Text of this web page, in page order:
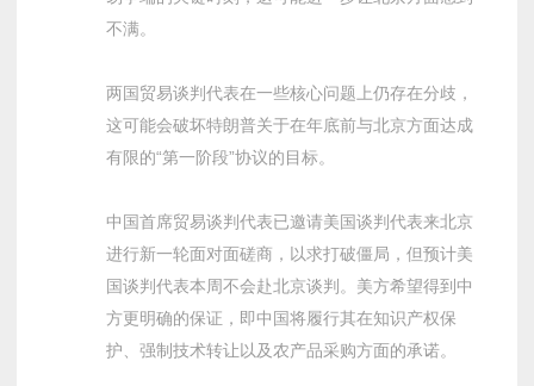
不满。
两国贸易谈判代表在一些核心问题上仍存在分歧，
这可能会破坏特朗普关于在年底前与北京方面达成
有限的“第一阶段”协议的目标。
中国首席贸易谈判代表已邀请美国谈判代表来北京
进行新一轮面对面磋商，以求打破僵局，但预计美
国谈判代表本周不会赴北京谈判。美方希望得到中
方更明确的保证，即中国将履行其在知识产权保
护、强制技术转让以及农产品采购方面的承诺。